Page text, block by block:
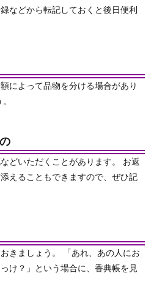
などから転記しておくと後日便利
によって品物を分ける場合があり
どいただくことがあります。 お返
えることもできますので、ぜひ記
きましょう。
「あれ、あの人にお
け？」という場合に、香典帳を見